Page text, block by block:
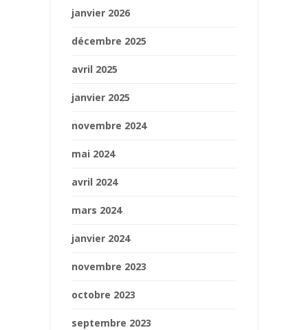
janvier 2026
décembre 2025
avril 2025
janvier 2025
novembre 2024
mai 2024
avril 2024
mars 2024
janvier 2024
novembre 2023
octobre 2023
septembre 2023